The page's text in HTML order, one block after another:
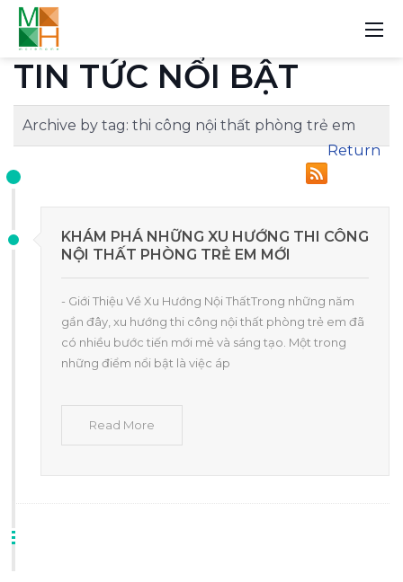
TIN TỨC NỔI BẬT
Archive by tag: thi công nội thất phòng trẻ em
Return
KHÁM PHÁ NHỮNG XU HƯỚNG THI CÔNG
NỘI THẤT PHÒNG TRẺ EM MỚI
- Giới Thiệu Về Xu Hướng Nội ThấtTrong những năm
gần đây, xu hướng thi công nội thất phòng trẻ em đã
có nhiều bước tiến mới mẻ và sáng tạo. Một trong
những điểm nổi bật là việc áp
Read More